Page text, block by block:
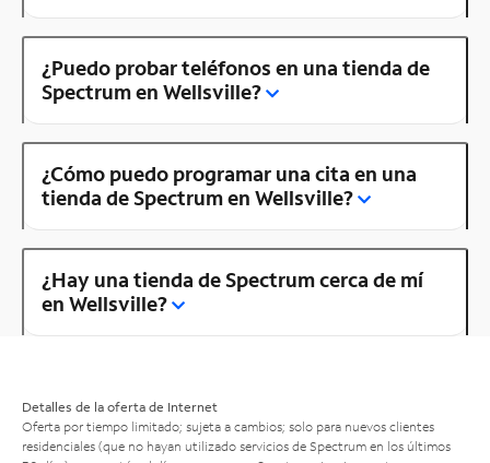
¿Puedo probar teléfonos en una tienda de
Spectrum en Wellsville?
¿Cómo puedo programar una cita en una
tienda de Spectrum en Wellsville?
¿Hay una tienda de Spectrum cerca de mí
en Wellsville?
Detalles de la oferta de Internet
Oferta por tiempo limitado; sujeta a cambios; solo para nuevos clientes
residenciales (que no hayan utilizado servicios de Spectrum en los últimos